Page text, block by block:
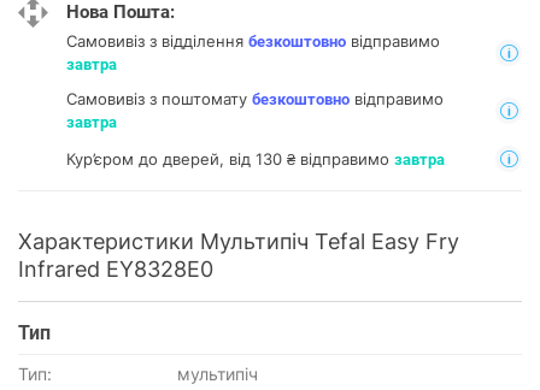
Нова Пошта:
Самовивіз з відділення безкоштовно відправимо
завтра
Самовивіз з поштомату безкоштовно відправимо
завтра
Кур’єром до дверей, від 130 ₴ відправимо завтра
Характеристики Мультипіч Tefal Easy Fry
Infrared EY8328E0
Тип
Тип: мультипіч